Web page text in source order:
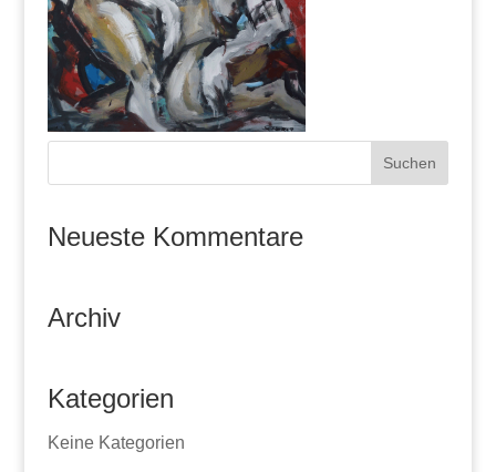
Neueste Kommentare
Archiv
Kategorien
Keine Kategorien